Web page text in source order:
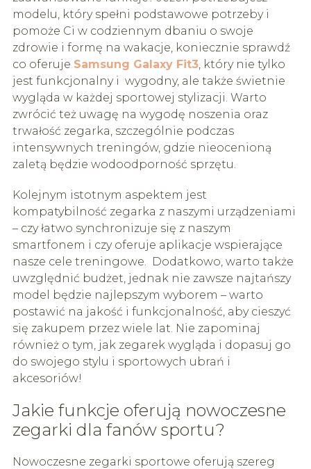
modelu, który spełni podstawowe potrzeby i
pomoże Ci w codziennym dbaniu o swoje
zdrowie i formę na wakacje, koniecznie sprawdź
co oferuje Samsung Galaxy Fit3, który nie tylko
jest funkcjonalny i wygodny, ale także świetnie
wygląda w każdej sportowej stylizacji. Warto
zwrócić też uwagę na wygodę noszenia oraz
trwałość zegarka, szczególnie podczas
intensywnych treningów, gdzie nieocenioną
zaletą będzie wodoodporność sprzętu.
Kolejnym istotnym aspektem jest
kompatybilność zegarka z naszymi urządzeniami
– czy łatwo synchronizuje się z naszym
smartfonem i czy oferuje aplikacje wspierające
nasze cele treningowe. Dodatkowo, warto także
uwzględnić budżet, jednak nie zawsze najtańszy
model będzie najlepszym wyborem – warto
postawić na jakość i funkcjonalność, aby cieszyć
się zakupem przez wiele lat. Nie zapominaj
również o tym, jak zegarek wygląda i dopasuj go
do swojego stylu i sportowych ubrań i
akcesoriów!
Jakie funkcje oferują nowoczesne
zegarki dla fanów sportu?
Nowoczesne zegarki sportowe oferują szereg